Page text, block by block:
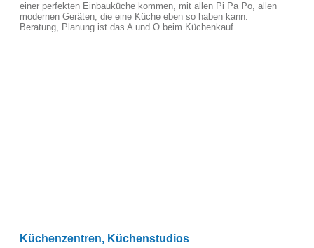
einer perfekten Einbauküche kommen, mit allen Pi Pa Po, allen
modernen Geräten, die eine Küche eben so haben kann.
Beratung, Planung ist das A und O beim Küchenkauf.
Küchenzentren, Küchenstudios